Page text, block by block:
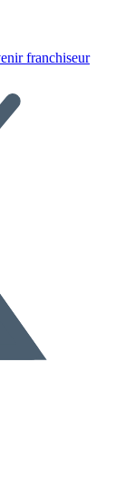
franchiseur